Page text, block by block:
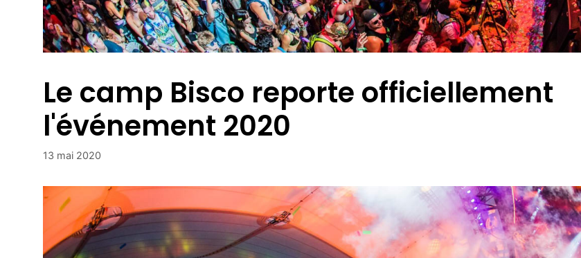
Le camp Bisco reporte officiellement
l'événement 2020
13 mai 2020